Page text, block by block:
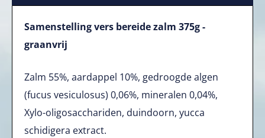
Samenstelling vers bereide zalm 375g -
graanvrij
Zalm 55%, aardappel 10%, gedroogde algen
(fucus vesiculosus) 0,06%, mineralen 0,04%,
Xylo-oligosacchariden, duindoorn, yucca
schidigera extract.